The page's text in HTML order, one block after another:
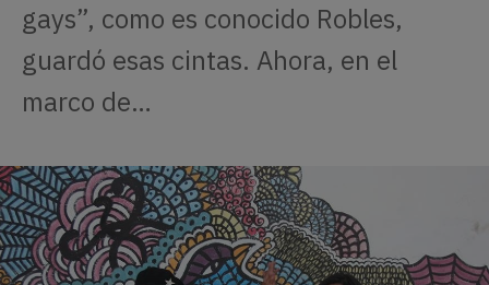
gays”, como es conocido Robles,
guardó esas cintas. Ahora, en el
marco de…